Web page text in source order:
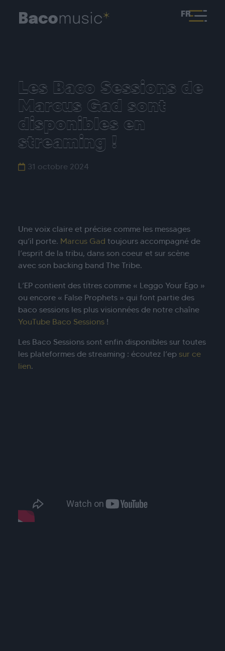
FR
Les Baco Sessions de
Marcus Gad sont
disponibles en
streaming !
31 octobre 2024
Une voix claire et précise comme les messages
qu’il porte. Marcus Gad toujours accompagné de
l’esprit de la tribu, dans son coeur et sur scène
avec son backing band The Tribe.
L’EP contient des titres comme « Leggo Your Ego »
ou encore « False Prophets » qui font partie des
baco sessions les plus visionnées de notre chaîne
YouTube Baco Sessions!
Les Baco Sessions sont enfin disponibles sur toutes
les plateformes de streaming : écoutez l’ep sur ce
lien.